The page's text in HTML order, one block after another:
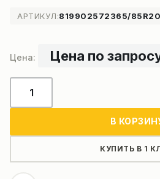
АРТИКУЛ:819902572365/
Цена по
товара
QY70K
В
КУПИТЬ В 1